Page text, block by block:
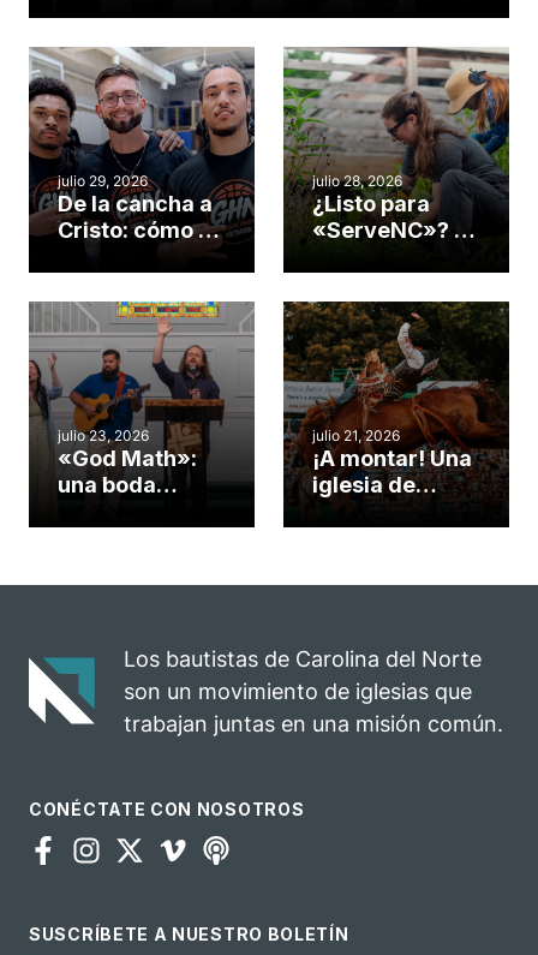
julio 29, 2026
De la cancha a
Cristo: cómo el
gimnasio de
Cary se
convirtió en un
insólito campo
misionero te
cuento
julio 28, 2026
¿Listo para
«ServeNC»? 4
obra de Dios
durante la
Semana
ServeNC
julio 23, 2026
«God Math»:
una boda
celebra el
julio 21, 2026
¡A montar! Una
iglesia de
rodeo anual en
para el
ministerio
Los bautistas de Carolina del Norte
son un movimiento de iglesias que
trabajan juntas en una misión común.
CONÉCTATE CON NOSOTROS
SUSCRÍBETE A NUESTRO BOLETÍN